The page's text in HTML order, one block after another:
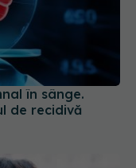
în sânge.
de recidivă